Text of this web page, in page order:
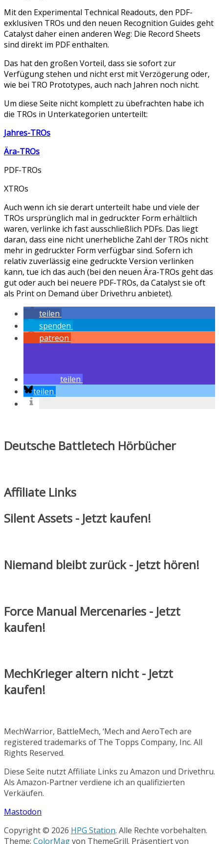
Mit den Experimental Technical Readouts, den PDF-
exklusiven TROs und den neuen Recognition Guides geht
Catalyst daher einen anderen Weg: Die Record Sheets
sind direkt im PDF enthalten.
Das hat den großen Vorteil, dass sie sofort zur
Verfügung stehen und nicht erst mit Verzögerung oder,
wie bei TRO Prototypes, auch nach Jahren noch nicht.
Um diese Seite nicht komplett zu übefrachten habe ich
die TROs in Unterkategorien unterteilt:
Jahres-TROs
Ära-TROs
PDF-TROs
XTROs
Auch wenn ich sie derart unterteilt habe und viele der
TROs ursprünglich mal in gedruckter Form erhältlich
waren, verlinke ich fast ausschließlich PDFs. Das liegt
daran, dass eine nicht unerhebliche Zahl der TROs nicht
mehr in gedruckter Form verfügbar sind. Sofern ich
relativ zuverlässig eine gedruckte Version verlinken
kann, tue ich das auch (bei den neuen Ära-TROs geht das
gut oder auch bei neuere PDF-TROs, da Catalyst sie oft
als Print on Demand über Drivethru anbietet).
teilen
spenden
patreon
teilen
teilen
Deutsche Battletech Hörbücher
Affiliate Links
Silent Assets - Jetzt kaufen!
Niemand bleibt zurück - Jetzt hören!
Force Manual Mercenaries - Jetzt
kaufen!
MechKrieger altern nicht - Jetzt
kaufen!
MechWarrior, BattleMech, ‘Mech and AeroTech are
registered trademarks of The Topps Company, Inc. All
Rights Reserved.
Diese Seite nutzt Affiliate Links zu Amazon und Drivethru.
Als Amazon-Partner verdiene ich an qualifizierten
Verkäufen.
Mastodon
Copyright © 2026 HPG Station. Alle Rechte vorbehalten.
Theme: ColorMagvon ThemeGrill. Präsentiert von